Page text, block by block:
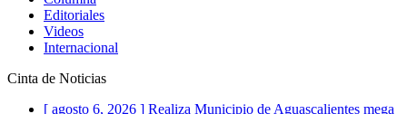
Editoriales
Videos
Internacional
Cinta de Noticias
[ agosto 6, 2026 ] Realiza Municipio de Aguascalientes mega